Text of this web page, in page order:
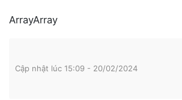
ArrayArray
Cập nhật lúc 15:09 - 20/02/2024